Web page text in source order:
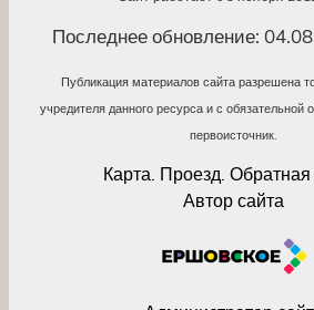
Последнее обновление:
Публикация материалов сайта разрешена
учредителя данного ресурса и с обязательной
первоисточник.
Карта. Проезд. Обратная
Автор сайта